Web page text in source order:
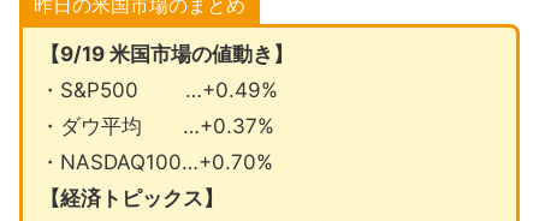
昨日の米国市場のまとめ
【9/19 米国市場の値動き】
・S&P500 …+0.49%
・ダウ平均 …+0.37%
・NASDAQ100…+0.70%
【経済トピックス】